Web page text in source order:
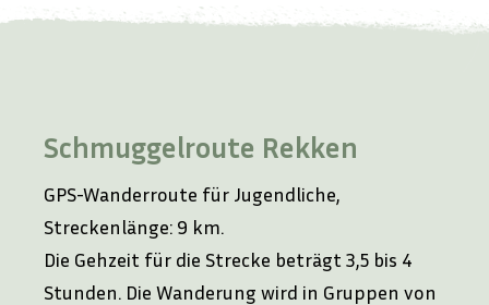
Schmuggelroute Rekken
GPS-Wanderroute für Jugendliche,
Streckenlänge: 9 km.
Die Gehzeit für die Strecke beträgt 3,5 bis 4
Stunden. Die Wanderung wird in Gruppen von